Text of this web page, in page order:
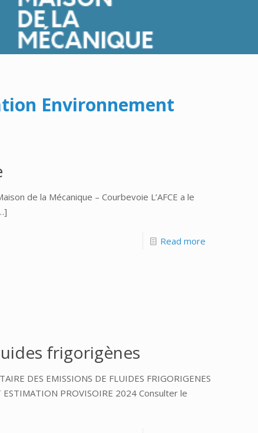
Environnement
de la Mécanique – Courbevoie L’AFCE a le
Read more
frigorigènes
DES EMISSIONS DE FLUIDES FRIGORIGENES
ESTIMATION PROVISOIRE 2024 Consulter le